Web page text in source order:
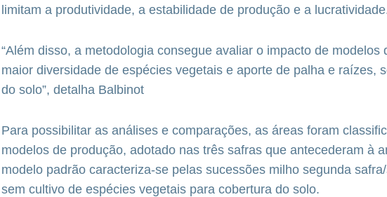
limitam a produtividade, a estabilidade de produção e a
“Além disso, a metodologia consegue avaliar o impacto de modelos
maior diversidade de espécies vegetais e aporte de palha e raízes,
do solo”, detalha Balbinot
Para possibilitar as análises e comparações, as áreas foram
modelos de produção, adotado nas três safras que antecederam à
modelo padrão caracteriza-se pelas sucessões milho segunda
sem cultivo de espécies vegetais para cobertura do solo.